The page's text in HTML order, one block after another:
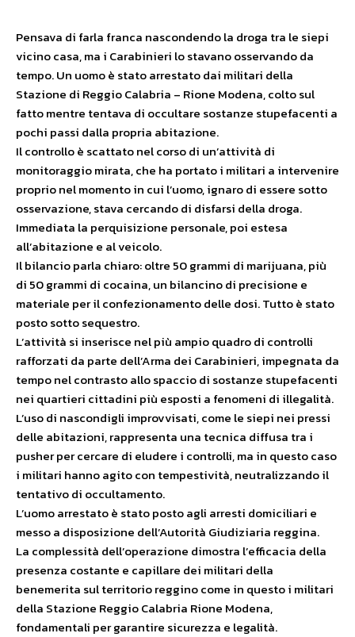
Pensava di farla franca nascondendo la droga tra le siepi
vicino casa, ma i Carabinieri lo stavano osservando da
tempo. Un uomo è stato arrestato dai militari della
Stazione di Reggio Calabria – Rione Modena, colto sul
fatto mentre tentava di occultare sostanze stupefacenti a
pochi passi dalla propria abitazione.
Il controllo è scattato nel corso di un’attività di
monitoraggio mirata, che ha portato i militari a intervenire
proprio nel momento in cui l’uomo, ignaro di essere sotto
osservazione, stava cercando di disfarsi della droga.
Immediata la perquisizione personale, poi estesa
all’abitazione e al veicolo.
Il bilancio parla chiaro: oltre 50 grammi di marijuana, più
di 50 grammi di cocaina, un bilancino di precisione e
materiale per il confezionamento delle dosi. Tutto è stato
posto sotto sequestro.
L’attività si inserisce nel più ampio quadro di controlli
rafforzati da parte dell’Arma dei Carabinieri, impegnata da
tempo nel contrasto allo spaccio di sostanze stupefacenti
nei quartieri cittadini più esposti a fenomeni di illegalità.
L’uso di nascondigli improvvisati, come le siepi nei pressi
delle abitazioni, rappresenta una tecnica diffusa tra i
pusher per cercare di eludere i controlli, ma in questo caso
i militari hanno agito con tempestività, neutralizzando il
tentativo di occultamento.
L’uomo arrestato è stato posto agli arresti domiciliari e
messo a disposizione dell’Autorità Giudiziaria reggina.
La complessità dell’operazione dimostra l’efficacia della
presenza costante e capillare dei militari della
benemerita sul territorio reggino come in questo i militari
della Stazione Reggio Calabria Rione Modena,
fondamentali per garantire sicurezza e legalità.